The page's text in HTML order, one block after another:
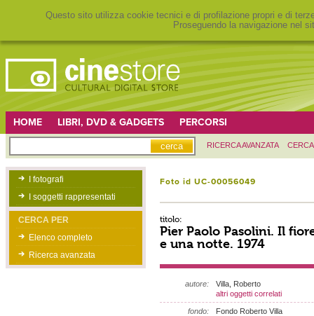
Questo sito utilizza cookie tecnici e di profilazione propri e di
Proseguendo la navigazione nel
HOME LIBRI, DVD & GADGETS PERCORSI
RICERCA AVANZATA
I fotografi
I soggetti rappresentati
CERCA PER
Elenco completo
Ricerca avanzata
Foto id UC-00056049
titolo:
Pier Paolo Pasolini. Il
e una notte. 1974
autore:
Villa, Roberto
altri oggetti correlati
fondo: Fondo Roberto Villa